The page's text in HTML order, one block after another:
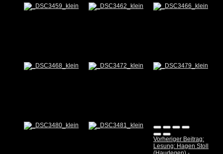
Vorheriger Beitrag:
Lesung: Hagen Stoll